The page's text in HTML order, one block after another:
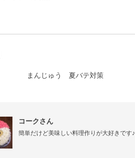
まんじゅう 夏バテ対策
コークさん
簡単だけど美味しい料理作りが大好きです♪